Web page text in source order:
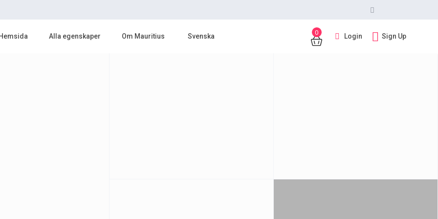
0 Login Sign Up
Alla egenskaper Om Mauritius Svenska